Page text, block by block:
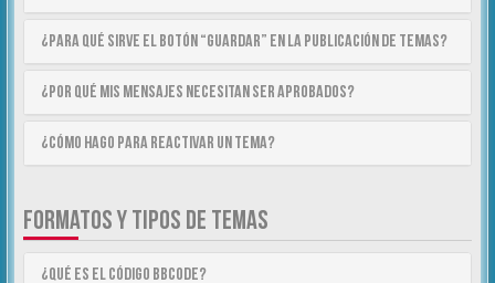
¿Para qué sirve el botón “Guardar” en la publicación de temas?
¿Por qué mis mensajes necesitan ser aprobados?
¿Cómo hago para reactivar un tema?
FORMATOS Y TIPOS DE TEMAS
¿Qué es el código BBCode?